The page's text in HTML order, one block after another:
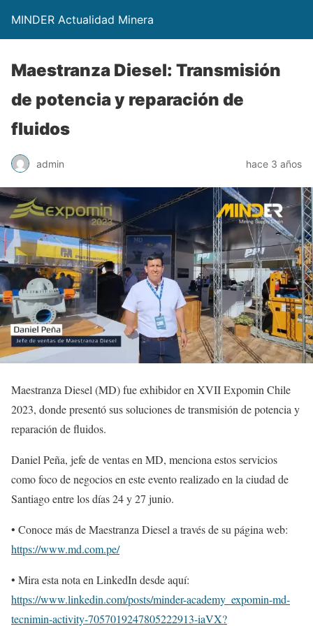
MINDER Actualidad Minera
Maestranza Diesel: Transmisión
de potencia y reparación de
fluidos
admin hace 3 años
Maestranza Diesel (MD) fue exhibidor en XVII Expomin Chile
2023, donde presentó sus soluciones de transmisión de potencia y
reparación de fluidos.
Daniel Peña, jefe de ventas en MD, menciona estos servicios
como foco de negocios en este evento realizado en la ciudad de
Santiago entre los días 24 y 27 junio.
• Conoce más de Maestranza Diesel a través de su página web:
https://www.md.com.pe/
• Mira esta nota en LinkedIn desde aquí:
https://www.linkedin.com/posts/minder-academy_expomin-md-
tecnimin-activity-7057019247805222913-iaVX?